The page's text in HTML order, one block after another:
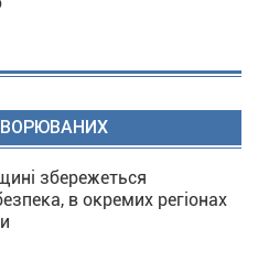
збережеться
в окремих регіонах